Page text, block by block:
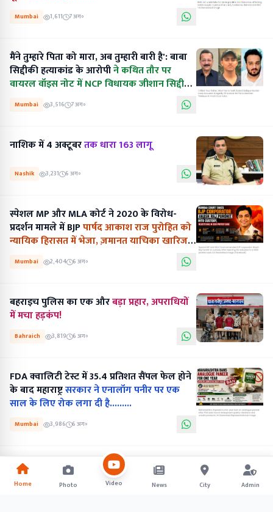
Mumbai 1,611 7 अग॰
मैंने तुम्हारे पिता को मारा, अब तुम्हारी बारी है': बाबा
सिद्दीकी हत्याकांड के आरोपीने कथित तौर पर
वायरल वॉइस नोट में NCP विधायक जीशान सिद्दीकी
Mumbai 3,516 7 अग॰
नाशिक में 4 अक्टूबरतक धारा 163 लागू
Nashik 3,231 6 अग॰
स्पेशल MP और MLA कोर्ट ने 2020 के विरोध-
प्रदर्शन मामले में BJPपार्षद आकाश राज पुरोहित को
न्यायिक हिरासत में भेजा, ज़मानत याचिका खारिज
Mumbai 2,404 6 अग॰
बहराइच पुलिस का एक औरबड़ा प्रहार, अपराधियों
में मचा हड़कंप!
Bahraich 3,819 6 अग॰
FDA क्वालिटी टेस्ट में 35.4 प्रतिशत सैंपल फेल होने
के बाद महाराष्ट्रसरकार ने एनालॉग पनीर पर एक
साल के लिए रोक लगा दी है.........
Mumbai 3,986 6 अग॰
Home Photo Video News City Admin